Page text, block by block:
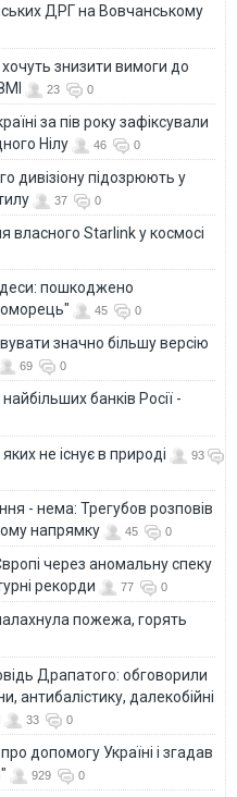
ДРГ на Вовчанському
хочуть знизити вимоги до
23 0
за пів року зафіксували
Нілу
46 0
дивізіону підозрюють у
37 0
власного Starlink у космосі
пошкоджено
45 0
значно більшу версію
69 0
банків Росії -
не існує в природі
93
- нема: Трегубов розповів
напрямку
45 0
через аномальну спеку
рекорди
77 0
пожежа, горять
Драпатого: обговорили
антибалістику, далекобійні
33 0
допомогу Україні і згадав
929 0